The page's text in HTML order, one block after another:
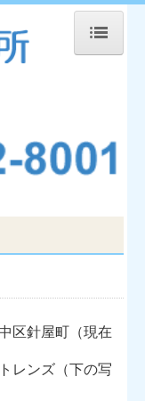
区針屋町（現在
レンズ（下の写